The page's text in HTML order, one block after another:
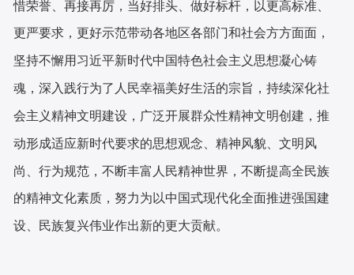
惜荣誉、再接再厉，当好排头、做好标杆，以更高标准、
更严要求，更好示范带动各地区各部门和社会方方面面，
坚持不懈用习近平新时代中国特色社会主义思想凝心铸
魂，深入践行为了人民幸福美好生活的宗旨，持续深化社
会主义精神文明建设，广泛开展群众性精神文明创建，推
动形成适应新时代要求的思想观念、精神风貌、文明风
尚、行为规范，不断丰富人民精神世界，不断提高全民族
的精神文化素质，努力为以中国式现代化全面推进强国建
设、民族复兴伟业作出新的更大贡献。